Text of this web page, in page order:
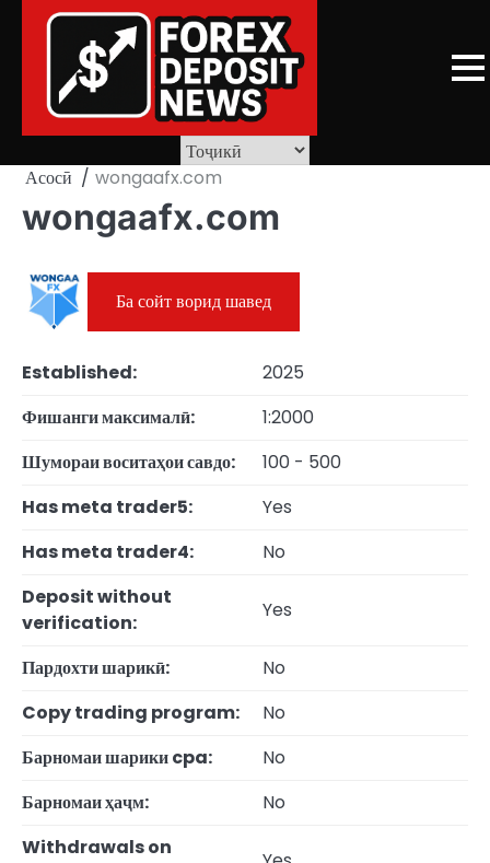
Асосӣ wongaafx.com
wongaafx.com
Ба сойт ворид шавед
Established:
2025
Фишанги максималӣ:
1:2000
Шумораи воситаҳои савдо:
100 - 500
Has meta trader5:
Yes
Has meta trader4:
No
Deposit without
verification:
Yes
Пардохти шарикӣ:
No
Copy trading program:
No
Барномаи шарики cpa:
No
Барномаи ҳаҷм:
No
Withdrawals on